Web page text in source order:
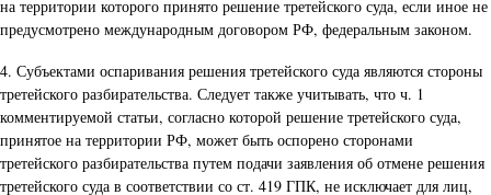
на территории которого принято решение третейского суда, если иное не
предусмотрено международным договором РФ, федеральным законом.
4. Субъектами оспаривания решения третейского суда являются стороны
третейского разбирательства. Следует также учитывать, что ч. 1
комментируемой статьи, согласно которой решение третейского суда,
принятое на территории РФ, может быть оспорено сторонами
третейского разбирательства путем подачи заявления об отмене решения
третейского суда в соответствии со ст. 419 ГПК, не исключает для лиц,